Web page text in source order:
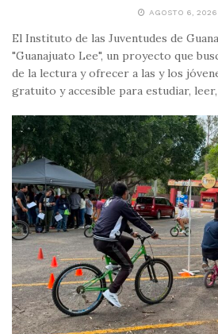
AGOSTO 6, 2026
El Instituto de las Juventudes de
"Guanajuato Lee", un proyecto que
de la lectura y ofrecer a las y los
gratuito y accesible para estudiar,